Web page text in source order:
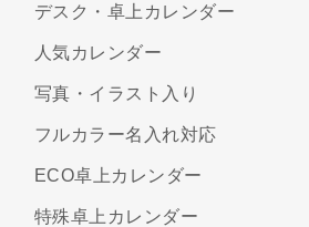
デスク・卓上カレンダー
人気カレンダー
写真・イラスト入り
フルカラー名入れ対応
ECO卓上カレンダー
特殊卓上カレンダー